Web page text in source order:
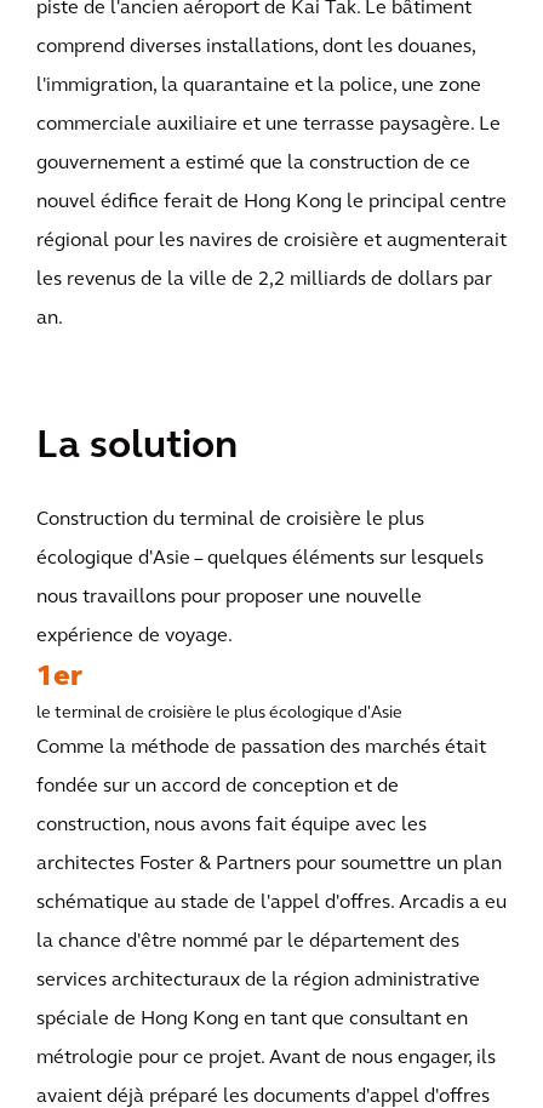
piste de l'ancien aéroport de Kai Tak. Le bâtiment
comprend diverses installations, dont les douanes,
l'immigration, la quarantaine et la police, une zone
commerciale auxiliaire et une terrasse paysagère. Le
gouvernement a estimé que la construction de ce
nouvel édifice ferait de Hong Kong le principal centre
régional pour les navires de croisière et augmenterait
les revenus de la ville de 2,2 milliards de dollars par
an.
La solution
Construction du terminal de croisière le plus
écologique d'Asie – quelques éléments sur lesquels
nous travaillons pour proposer une nouvelle
expérience de voyage.
1er
le terminal de croisière le plus écologique d'Asie
Comme la méthode de passation des marchés était
fondée sur un accord de conception et de
construction, nous avons fait équipe avec les
architectes Foster & Partners pour soumettre un plan
schématique au stade de l'appel d'offres. Arcadis a eu
la chance d'être nommé par le département des
services architecturaux de la région administrative
spéciale de Hong Kong en tant que consultant en
métrologie pour ce projet. Avant de nous engager, ils
avaient déjà préparé les documents d'appel d'offres